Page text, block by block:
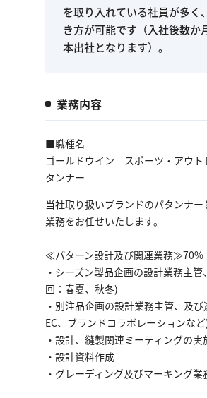
を取り入れている社員が多く
き方が可能です（入社後数か
本出社となります）。
業務内容
■職種名
ゴールドウイン スポーツ・アウト
タンナー
当社取り扱いブランドのパタンナー
業務をお任せいたします。
≪パターン設計及び関連業務
・シーズン製品企画の設計業務主
回：春夏、秋冬)
・別注品企画の設計業務主管、及び
EC、ブランドコラボレーションな
・設計、縫製関連ミーティングの実
・設計資料作成
・グレーディング及びマーキング業